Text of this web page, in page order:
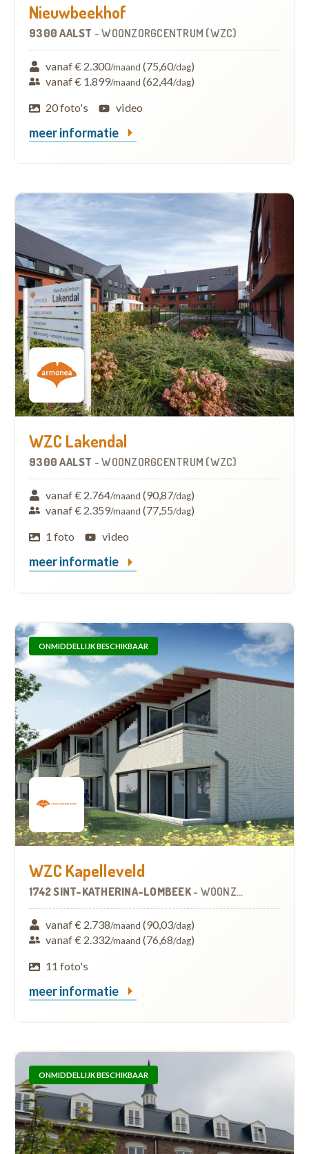
Nieuwbeekhof
9300 AALST -WOONZORGCENTRUM (WZC)
vanaf € 2.300/maand (75,60/dag)
vanaf € 1.899/maand (62,44/dag)
20 foto's
video
meer informatie
WZC Lakendal
9300 AALST -WOONZORGCENTRUM (WZC)
vanaf € 2.764/maand (90,87/dag)
vanaf € 2.359/maand (77,55/dag)
1 foto
video
meer informatie
ONMIDDELLIJK BESCHIKBAAR
WZC Kapelleveld
1742 SINT-KATHERINA-LOMBEEK- WOONZORGCENTRUM (WZC)
vanaf € 2.738/maand (90,03/dag)
vanaf € 2.332/maand (76,68/dag)
11 foto's
meer informatie
ONMIDDELLIJK BESCHIKBAAR